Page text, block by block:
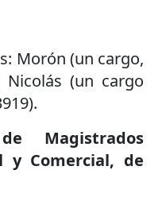
Morón (un cargo,
Nicolás (un cargo
Magistrados
y Comercial, de